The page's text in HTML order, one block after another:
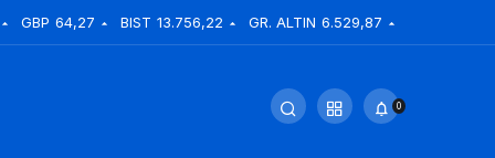
GBP 64,27 BIST 13.756,22 GR. ALTIN 6.529,87
0